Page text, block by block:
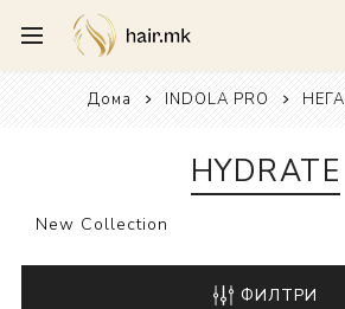
Дома INDOLA PRO НЕГА
HYDRATE
New Collection
ФИЛТРИ